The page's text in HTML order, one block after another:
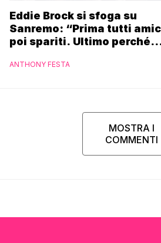
Eddie Brock si sfoga su
Sanremo: “Prima tutti
poi spariti. Ultimo perché
marchette”
ANTHONY FESTA
MOSTRA I
COMMENTI